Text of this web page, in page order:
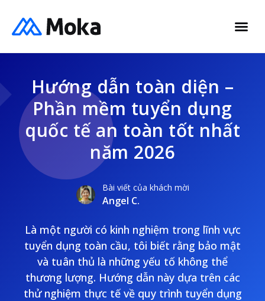
Hướng dẫn toàn diện –
Phần mềm tuyển dụng
quốc tế an toàn tốt nhất
năm 2026
Bài viết của khách mời
Angel C.
Là một người có kinh nghiệm trong lĩnh vực
tuyển dụng toàn cầu, tôi biết rằng bảo mật
và tuân thủ là những yếu tố không thể
thương lượng. Hướng dẫn này dựa trên các
thử nghiệm thực tế về quy trình tuyển dụng